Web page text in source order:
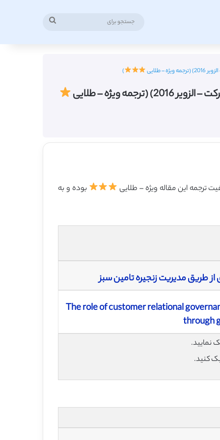
طلایی )
ویژه – طلایی
بوده و به
طریق مدیریت زنجیره تامین سبز
The role of customer relational
through
کنید.